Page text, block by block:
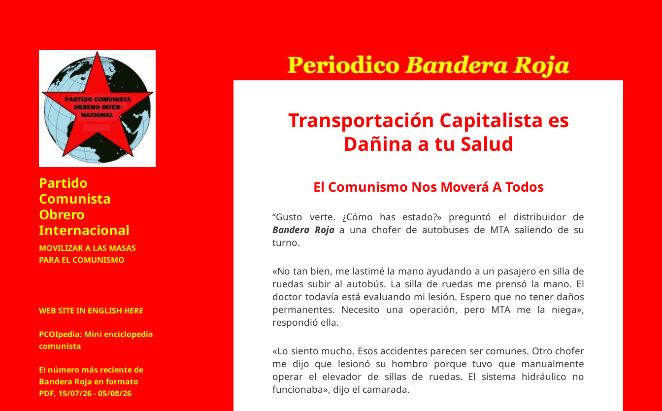
Partido
Comunista
Obrero
Internacional
MOVILIZAR A LAS MASAS
PARA EL COMUNISMO
WEB SITE IN ENGLISHHERE
PCOIpedia: Mini enciclopedia
comunista
El número más reciente de
Bandera Roja en formato
PDF, 15/07/26 - 05/08/26
Transportación Capitalista es
Dañina a tu Salud
El Comunismo Nos Moverá A Todos
“Gusto verte. ¿Cómo has estado?» preguntó el distribuidor de
Bandera Rojaa una chofer de autobuses de MTA saliendo de su
turno.
«No tan bien, me lastimé la mano ayudando a un pasajero en silla de
ruedas subir al autobús. La silla de ruedas me prensó la mano. El
doctor todavía está evaluando mi lesión. Espero que no tener daños
permanentes. Necesito una operación, pero MTA me la niega»,
respondió ella.
«Lo siento mucho. Esos accidentes parecen ser comunes. Otro chofer
me dijo que lesionó su hombro porque tuvo que manualmente
operar el elevador de sillas de ruedas. El sistema hidráulico no
funcionaba», dijo el camarada.